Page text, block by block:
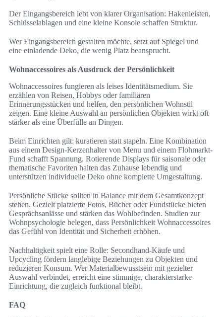
Der Eingangsbereich lebt von klarer Organisation: Hakenleisten,
Schlüsselablagen und eine kleine Konsole schaffen Struktur.
Wer Eingangsbereich gestalten möchte, setzt auf Spiegel und
eine einladende Deko, die wenig Platz beansprucht.
Wohnaccessoires als Ausdruck der Persönlichkeit
Wohnaccessoires fungieren als leises Identitätsmedium. Sie
erzählen von Reisen, Hobbys oder familiären
Erinnerungsstücken und helfen, den persönlichen Wohnstil
zeigen. Eine kleine Auswahl an persönlichen Objekten wirkt oft
stärker als eine Überfülle an Dingen.
Beim Einrichten gilt: kuratieren statt stapeln. Eine Kombination
aus einem Design-Kerzenhalter von Menu und einem Flohmarkt-
Fund schafft Spannung. Rotierende Displays für saisonale oder
thematische Favoriten halten das Zuhause lebendig und
unterstützen individuelle Deko ohne komplette Umgestaltung.
Persönliche Stücke sollten in Balance mit dem Gesamtkonzept
stehen. Gezielt platzierte Fotos, Bücher oder Fundstücke bieten
Gesprächsanlässe und stärken das Wohlbefinden. Studien zur
Wohnpsychologie belegen, dass Persönlichkeit Wohnaccessoires
das Gefühl von Identität und Sicherheit erhöhen.
Nachhaltigkeit spielt eine Rolle: Secondhand-Käufe und
Upcycling fördern langlebige Beziehungen zu Objekten und
reduzieren Konsum. Wer Materialbewusstsein mit gezielter
Auswahl verbindet, erreicht eine stimmige, charakterstarke
Einrichtung, die zugleich funktional bleibt.
FAQ